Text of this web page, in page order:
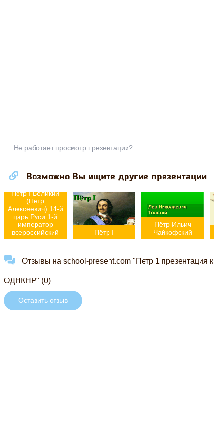
Не работает просмотр презентации?
Возможно Вы ищите другие презентации
Пётр I Великий
(Пётр
Алексеевич).14-й
царь Руси 1-й
император
всероссийский
Пётр I
Пётр Ильич
Чайкофский
Отзывы на school-present.com "Петр 1 презентация к
ОДНКНР" (0)
Оставить отзыв